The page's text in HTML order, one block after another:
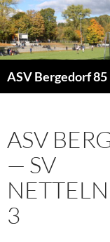
Zum
Inhalt
springen
ASV Bergedorf
ASV
— SV
3